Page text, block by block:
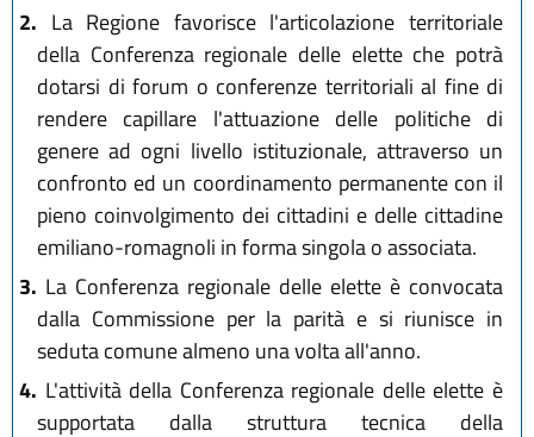
2. La Regione favorisce l'articolazione territoriale
della Conferenza regionale delle elette che potrà
dotarsi di forum o conferenze territoriali al fine di
rendere capillare l'attuazione delle politiche di
genere ad ogni livello istituzionale, attraverso un
confronto ed un coordinamento permanente con il
pieno coinvolgimento dei cittadini e delle cittadine
emiliano-romagnoli in forma singola o associata.
3. La Conferenza regionale delle elette è convocata
dalla Commissione per la parità e si riunisce in
seduta comune almeno una volta all'anno.
4. L'attività della Conferenza regionale delle elette è
supportata dalla struttura tecnica della